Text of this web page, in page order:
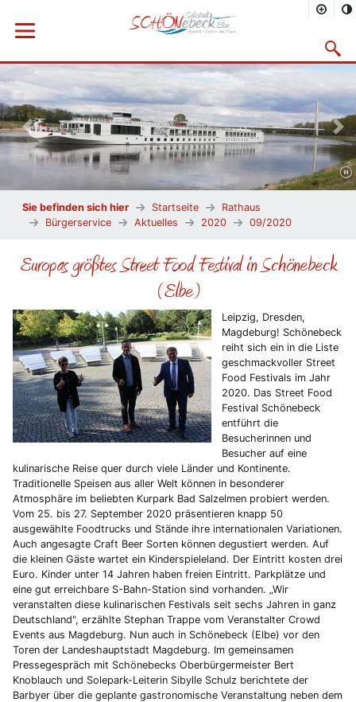
Menü öffnen
Vorheriges Bild
Sie befinden sich hier Startseite
Rathaus
Bürgerservice
Aktuelles 2020 09/2020
Europas größtes Street Food Festival in Schönebeck
(Elbe)
Leipzig, Dresden,
Magdeburg! Schönebeck
reiht sich ein in die Liste
geschmackvoller Street
Food Festivals im Jahr
2020. Das Street Food
Festival Schönebeck
entführt die
Besucherinnen und
Besucher auf eine
kulinarische Reise quer durch viele Länder und Kontinente.
Traditionelle Speisen aus aller Welt können in besonderer
Atmosphäre im beliebten Kurpark Bad Salzelmen probiert werden.
Vom 25. bis 27. September 2020 präsentieren knapp 50
ausgewählte Foodtrucks und Stände ihre internationalen Variationen.
Auch angesagte Craft Beer Sorten können degustiert werden. Auf
die kleinen Gäste wartet ein Kinderspieleland. Der Eintritt kosten drei
Euro. Kinder unter 14 Jahren haben freien Eintritt. Parkplätze und
eine gut erreichbare S-Bahn-Station sind vorhanden. „Wir
veranstalten diese kulinarischen Festivals seit sechs Jahren in ganz
Deutschland", erzählte Stephan Trappe vom Veranstalter Crowd
Events aus Magdeburg. Nun auch in Schönebeck (Elbe) vor den
Toren der Landeshauptstadt Magdeburg. Im gemeinsamen
Pressegespräch mit Schönebecks Oberbürgermeister Bert
Knoblauch und Solepark-Leiterin Sibylle Schulz berichtete der
Barbyer über die geplante gastronomische Veranstaltung neben dem